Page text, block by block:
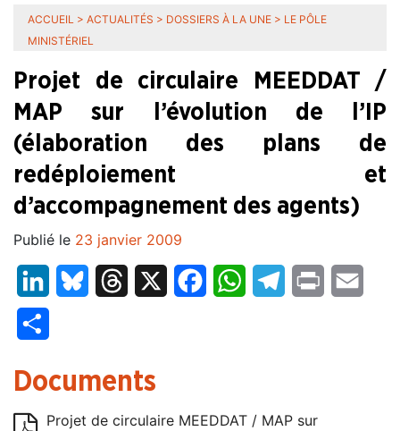
ACCUEIL > ACTUALITÉS > DOSSIERS À LA UNE > LE PÔLE
MINISTÉRIEL
Projet de circulaire MEEDDAT /
MAP sur l’évolution de l’IP
(élaboration des plans de
redéploiement et
d’accompagnement des agents)
Publié le 23 janvier 2009
LinkedInBluesky Threads FacebookWhatsAppTelegram
Print
Documents
Projet de circulaire MEEDDAT / MAP sur